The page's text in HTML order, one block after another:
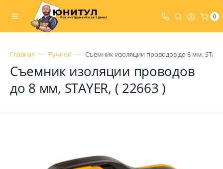
0
Главная Ручной Съемник изоляции проводов до 8 мм,
Съемник изоляции проводов
до 8 мм, STAYER, ( 22663 )